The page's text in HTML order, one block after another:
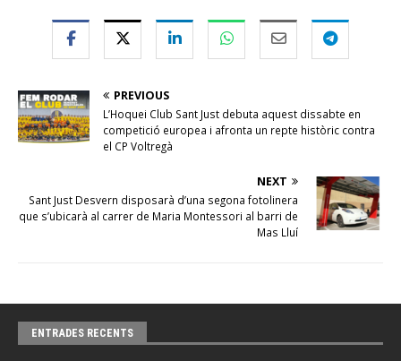
PREVIOUS
L’Hoquei Club Sant Just debuta aquest dissabte en
competició europea i afronta un repte històric contra
el CP Voltregà
NEXT
Sant Just Desvern disposarà d’una segona fotolinera
que s’ubicarà al carrer de Maria Montessori al barri de
Mas Lluí
ENTRADES RECENTS